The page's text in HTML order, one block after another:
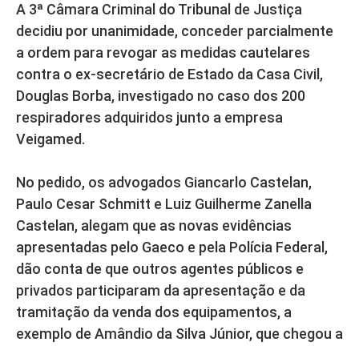
A 3ª Câmara Criminal do Tribunal de Justiça
decidiu por unanimidade, conceder parcialmente
a ordem para revogar as medidas cautelares
contra o ex-secretário de Estado da Casa Civil,
Douglas Borba, investigado no caso dos 200
respiradores adquiridos junto a empresa
Veigamed.
No pedido, os advogados Giancarlo Castelan,
Paulo Cesar Schmitt e Luiz Guilherme Zanella
Castelan, alegam que as novas evidências
apresentadas pelo Gaeco e pela Polícia Federal,
dão conta de que outros agentes públicos e
privados participaram da apresentação e da
tramitação da venda dos equipamentos, a
exemplo de Amândio da Silva Júnior, que chegou a